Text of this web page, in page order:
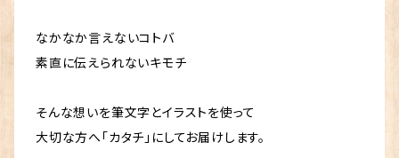
なかなか言えないコトバ
素直に伝えられないキモチ
そんな想いを筆文字とイラストを使って
大切な方へ「カタチ」にしてお届けします。